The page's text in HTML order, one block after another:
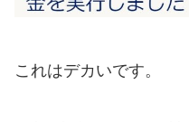
これはデカいです。